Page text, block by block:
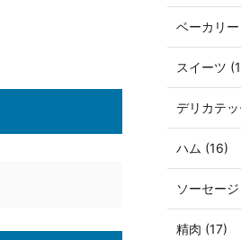
ベーカリ
スイーツ
デリカテ
ハム (16)
ソーセー
精肉 (17)